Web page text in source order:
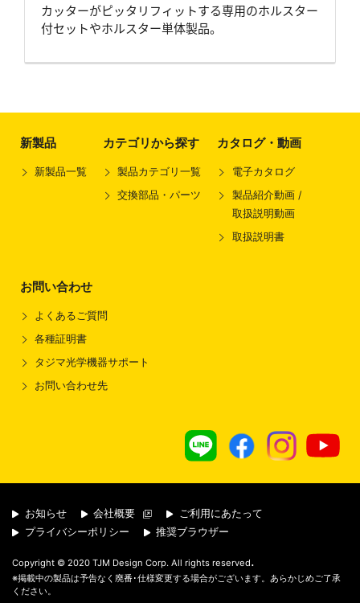
カッターがピッタリフィットする専用のホルスター
付セットやホルスター単体製品。
新製品
新製品一覧
カテゴリから探す
製品カテゴリ一覧
交換部品・パーツ
カタログ・動画
電子カタログ
製品紹介動画 /
取扱説明動画
取扱説明書
お問い合わせ
よくあるご質問
各種証明書
タジマ光学機器サポート
お問い合わせ先
お知らせ 会社概要
ご利用にあたって
プライバシーポリシー
推奨ブラウザー
Copyright © 2020 TJM Design Corp. All rights reserved.
※掲載中の製品は予告なく廃番･仕様変更する場合がございます。あらかじめご了承
ください。